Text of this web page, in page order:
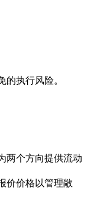
执行风险。
两个方向提供流动
价价格以管理敞